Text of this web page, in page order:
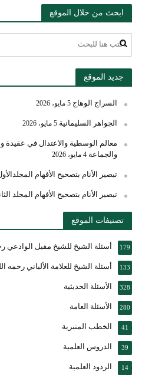
ابحث من خلال الموقع
جديد الموقع
السراج الوهاج 5 مايو، 2026
الجواهر السليمانية 5 مايو، 2026
معالم الوسطية والاعتدال في عقيدة
والجماعة 4 مايو، 2026
تبصير الأنام بتصحيح الأفهام
تبصير الأنام بتصحيح الأفهام المجلد
تصنيفات الموقع
أسئلة الشيخ للشيخ مقبل الوادعي 179
أسئلة الشيخ للعلامة الألباني رحمه 133
الأسئلة الحديثية 328
الأسئلة العامة 280
الخطب المنبرية 41
الدروس العلمية 39
الردود العلمية 14